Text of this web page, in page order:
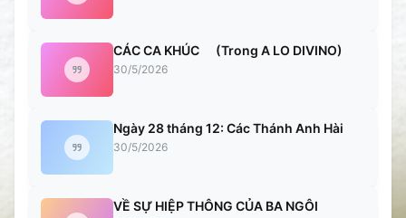
CÁC CA KHÚC (Trong A LO DIVINO)
30/5/2026
Ngày 28 tháng 12: Các Thánh Anh Hài
30/5/2026
VỀ SỰ HIỆP THÔNG CỦA BA NGÔI